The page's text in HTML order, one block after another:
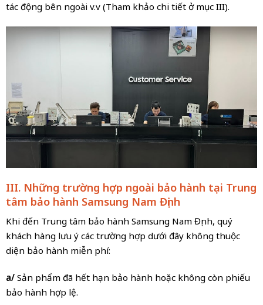
tác động bên ngoài v.v (Tham khảo chi tiết ở mục III).
III. Những trường hợp ngoài bảo hành tại Trung
tâm bảo hành Samsung Nam Định
Khi đến Trung tâm bảo hành Samsung Nam Định, quý
khách hàng lưu ý các trường hợp dưới đây không thuộc
diện bảo hành miễn phí:
a/Sản phẩm đã hết hạn bảo hành hoặc không còn phiếu
bảo hành hợp lệ.